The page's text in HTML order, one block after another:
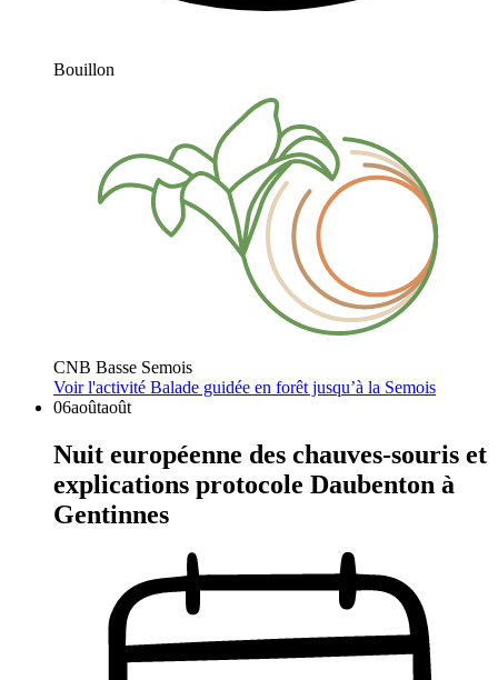
Bouillon
CNB Basse Semois
Voir l'activité Balade guidée en forêt jusqu’à la Semois
06aoûtaoût
Nuit européenne des chauves-souris et
explications protocole Daubenton à
Gentinnes